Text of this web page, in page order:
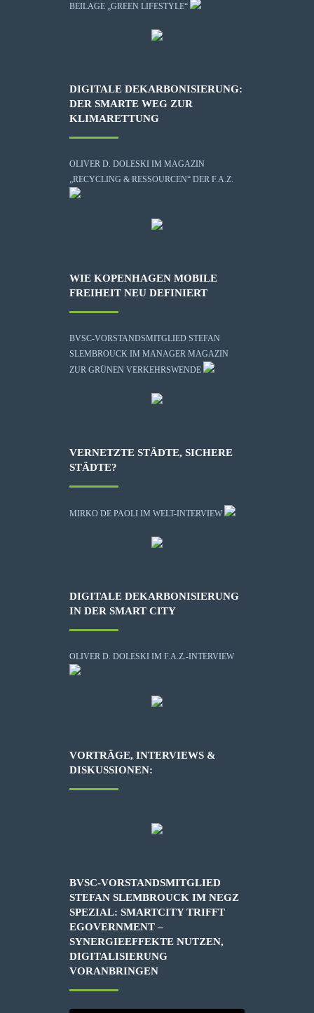
BEILAGE „GREEN LIFESTYLE“
DIGITALE DEKARBONISIERUNG:
DER SMARTE WEG ZUR
KLIMARETTUNG
OLIVER D. DOLESKI IM MAGAZIN
„RECYCLING & RESSOURCEN“ DER F.A.Z.
WIE KOPENHAGEN MOBILE
FREIHEIT NEU DEFINIERT
BVSC-VORSTANDSMITGLIED STEFAN
SLEMBROUCK IM MANAGER MAGAZIN
ZUR GRÜNEN VERKEHRSWENDE
VERNETZTE STÄDTE, SICHERE
STÄDTE?
MIRKO DE PAOLI IM WELT-INTERVIEW
DIGITALE DEKARBONISIERUNG
IN DER SMART CITY
OLIVER D. DOLESKI IM F.A.Z.-INTERVIEW
VORTRÄGE, INTERVIEWS &
DISKUSSIONEN:
BVSC-VORSTANDSMITGLIED
STEFAN SLEMBROUCK IM NEGZ
SPEZIAL: SMARTCITY TRIFFT
EGOVERNMENT –
SYNERGIEEFFEKTE NUTZEN,
DIGITALISIERUNG
VORANBRINGEN